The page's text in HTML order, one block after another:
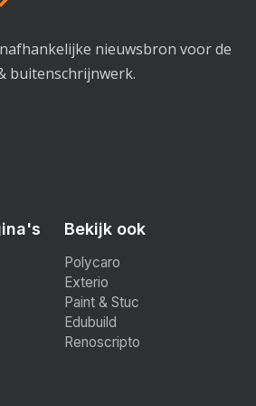
nieuwsbron voor de
buitenschrijnwerk.
Bekijk ook
Polycaro
Exterio
Paint & Stuc
Edubuild
Renoscripto